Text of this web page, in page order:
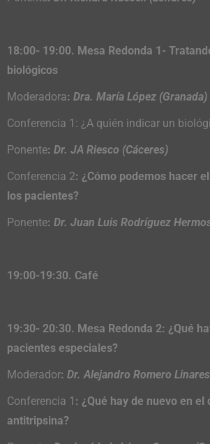
18:00- 19:00. Mesa Redonda 1-
biológicos
Moderadora: Dra. María López (Granada)
Conferencia 1: ¿A quién indicar un
Ponente: Dr. JA Riesco (Cáceres)
Conferencia 2: ¿Cómo podemos hacer
los pacientes?
Ponente: Dr. Juan Luis Rodríguez
19:00-19:30. Café
19:30- 20:30. Mesa Redonda 2: ¿Qué
pacientes especiales?
Moderador: Dr. Alejandro Romero Linares
Conferencia 1 : ¿Qué hay de nuevo en el
antitripsina?